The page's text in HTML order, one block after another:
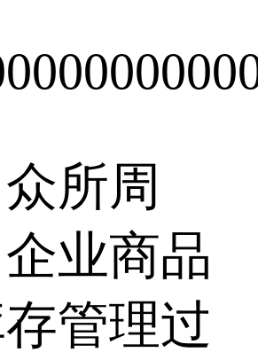
周
业商品
管理过